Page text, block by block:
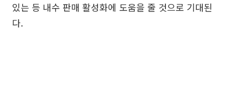
있는 등 내수 판매 활성화에 도움을 줄 것으로 기대된
다.